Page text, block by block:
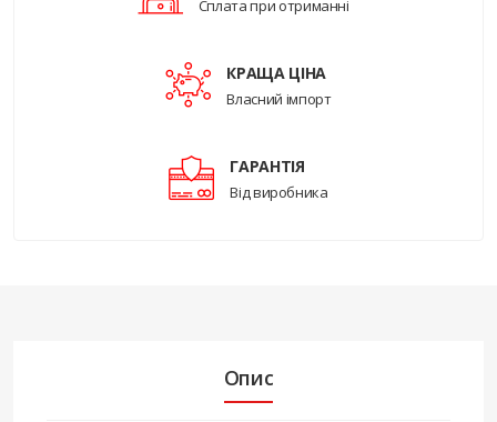
Сплата при отриманні
КРАЩА ЦІНА
Власний імпорт
ГАРАНТІЯ
Від виробника
Опис